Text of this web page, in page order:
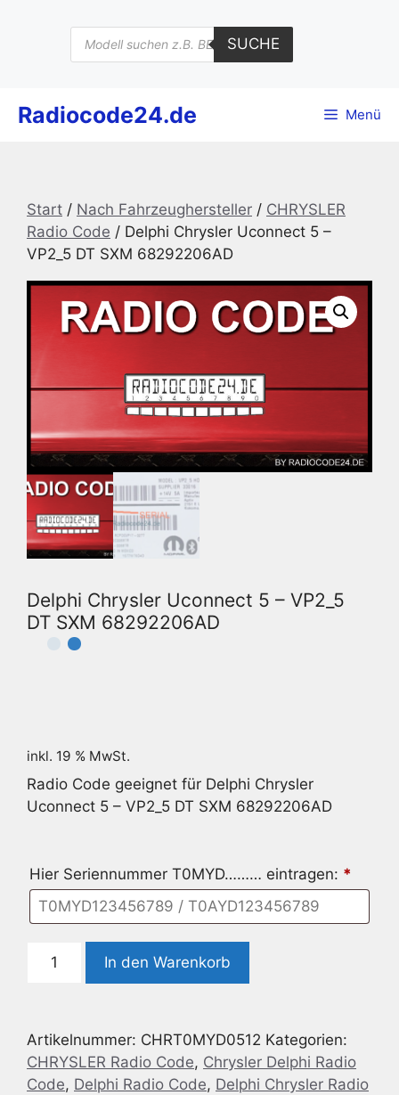
Products
search
SUCHE
Radiocode24.de Menü
Start / Nach Fahrzeughersteller / CHRYSLER
Radio Code / Delphi Chrysler Uconnect 5 –
VP2_5 DT SXM 68292206AD
Delphi Chrysler Uconnect 5 – VP2_5
DT SXM 68292206AD
inkl. 19 % MwSt.
Radio Code geeignet für Delphi Chrysler
Uconnect 5 – VP2_5 DT SXM 68292206AD
Hier Seriennummer T0MYD……… eintragen: *
Chrysler
-
VP2_5
DT
In den Warenkorb
Artikelnummer: CHRT0MYD0512 Kategorien:
CHRYSLER Radio Code, Chrysler Delphi Radio
Code, Delphi Radio Code, Delphi Chrysler Radio